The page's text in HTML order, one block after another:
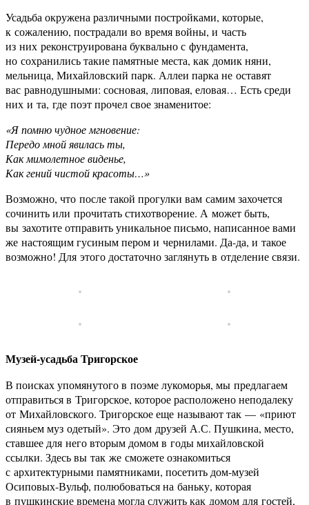
Усадьба окружена различными постройками, которые,
к сожалению, пострадали во время войны, и часть
из них реконструирована буквально с фундамента,
но сохранились такие памятные места, как домик няни,
мельница, Михайловский парк. Аллеи парка не оставят
вас равнодушными: сосновая, липовая, еловая… Есть среди
них и та, где поэт прочел свое знаменитое:
«Я помню чудное мгновение:
Передо мной явилась ты,
Как мимолетное виденье,
Как гений чистой красоты…»
Возможно, что после такой прогулки вам самим захочется
сочинить или прочитать стихотворение. А может быть,
вы захотите отправить уникальное письмо, написанное вами
же настоящим гусиным пером и чернилами. Да-да, и такое
возможно! Для этого достаточно заглянуть в отделение связи.
Музей-усадьба Тригорское
В поисках упомянутого в поэме лукоморья, мы предлагаем
отправиться в Тригорское, которое расположено неподалеку
от Михайловского. Тригорское еще называют так — «приют
сияньем муз одетый». Это дом друзей А.С. Пушкина, место,
ставшее для него вторым домом в годы михайловской
ссылки. Здесь вы так же сможете ознакомиться
с архитектурными памятниками, посетить дом-музей
Осиповых-Вульф, полюбоваться на баньку, которая
в пушкинские времена могла служить как домом для гостей,